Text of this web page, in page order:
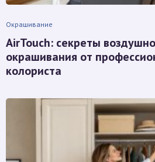
Окрашивание
AirTouch: секреты
окрашивания от
колориста